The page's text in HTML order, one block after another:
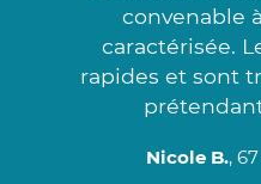
convenable
caractérisée.
rapides et sont
Nicole B.,